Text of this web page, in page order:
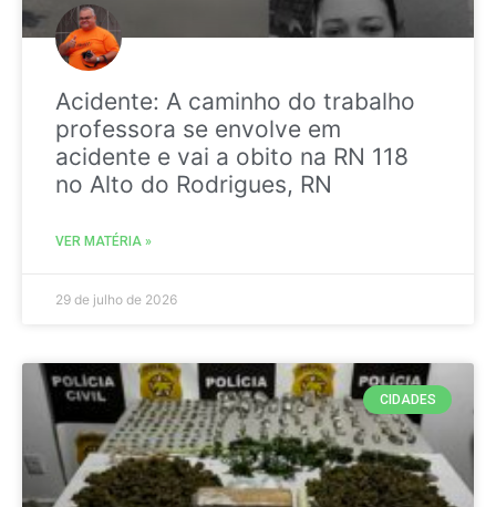
Acidente: A caminho do trabalho
professora se envolve em
acidente e vai a obito na RN 118
no Alto do Rodrigues, RN
VER MATÉRIA »
29 de julho de 2026
CIDADES